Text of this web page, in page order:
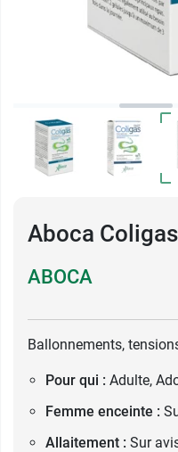
Aboca
ABOCA
Ballonnements,
Pour qui : Adulte,
Femme enceinte :
Allaitement : Sur